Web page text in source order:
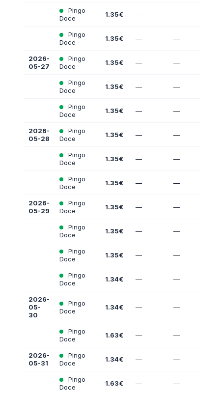
Pingo
Doce
1.35€ — —
Pingo
Doce
1.35€ — —
2026-
05-27
Pingo
Doce
1.35€ — —
Pingo
Doce
1.35€ — —
Pingo
Doce
1.35€ — —
2026-
05-28
Pingo
Doce
1.35€ — —
Pingo
Doce
1.35€ — —
Pingo
Doce
1.35€ — —
2026-
05-29
Pingo
Doce
1.35€ — —
Pingo
Doce
1.35€ — —
Pingo
Doce
1.35€ — —
Pingo
Doce
1.34€ — —
2026-
05-
30
Pingo
Doce
1.34€ — —
Pingo
Doce
1.63€ — —
2026-
05-31
Pingo
Doce
1.34€ — —
Pingo
Doce
1.63€ — —